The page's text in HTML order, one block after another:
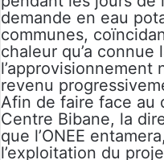
demande en eau
communes,
chaleur qu’a
l’approvisionnement
revenu
Afin de faire face au
Centre Bibane, la
que l’ONEE
l’exploitation du